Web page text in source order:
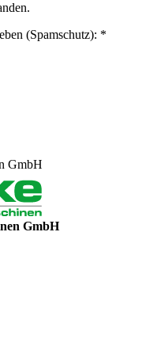
(Spamschutz): *
GmbH
GmbH